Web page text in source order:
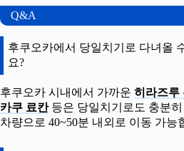
Q&A
후쿠오카에서 당일치기로 다녀올
요?
후쿠오카 시내에서 가까운 히라즈루
카쿠 료칸등은 당일치기로도 충분
차량으로 40~50분 내외로 이동 가능